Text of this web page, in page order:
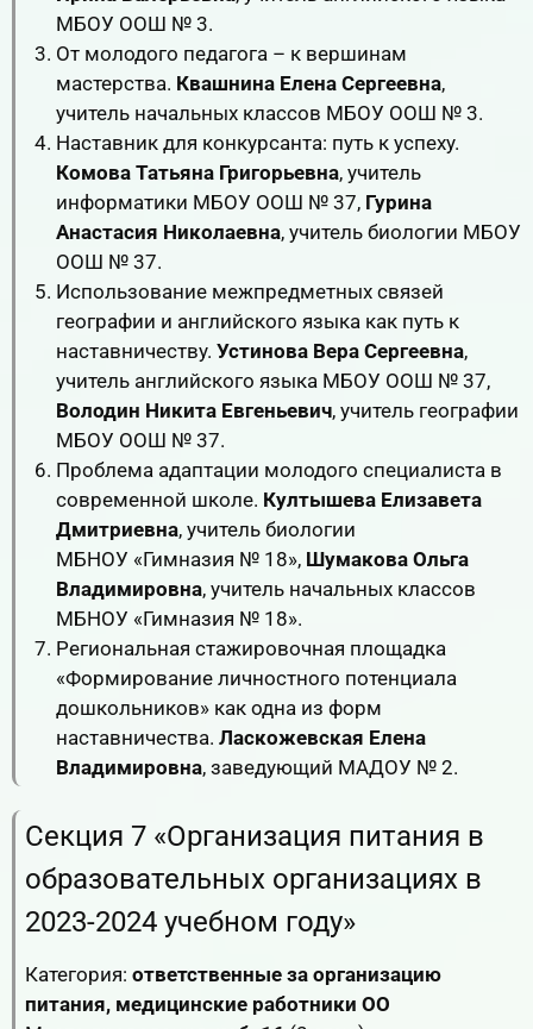
МБОУ ООШ № 3.
От молодого педагога – к вершинам
мастерства. Квашнина Елена Сергеевна,
учитель начальных классов МБОУ ООШ № 3.
Наставник для конкурсанта: путь к успеху.
Комова Татьяна Григорьевна, учитель
информатики МБОУ ООШ № 37, Гурина
Анастасия Николаевна, учитель биологии МБОУ
ООШ № 37.
Использование межпредметных связей
географии и английского языка как путь к
наставничеству. Устинова Вера Сергеевна,
учитель английского языка МБОУ ООШ № 37,
Володин Никита Евгеньевич, учитель географии
МБОУ ООШ № 37.
Проблема адаптации молодого специалиста в
современной школе. Култышева Елизавета
Дмитриевна, учитель биологии
МБНОУ «Гимназия № 18», Шумакова Ольга
Владимировна, учитель начальных классов
МБНОУ «Гимназия № 18».
Региональная стажировочная площадка
«Формирование личностного потенциала
дошкольников» как одна из форм
наставничества. Ласкожевская Елена
Владимировна, заведующий МАДОУ № 2.
Секция 7 «Организация питания в
образовательных организациях в
2023-2024 учебном году»
Категория: ответственные за организацию
питания, медицинские работники ОО